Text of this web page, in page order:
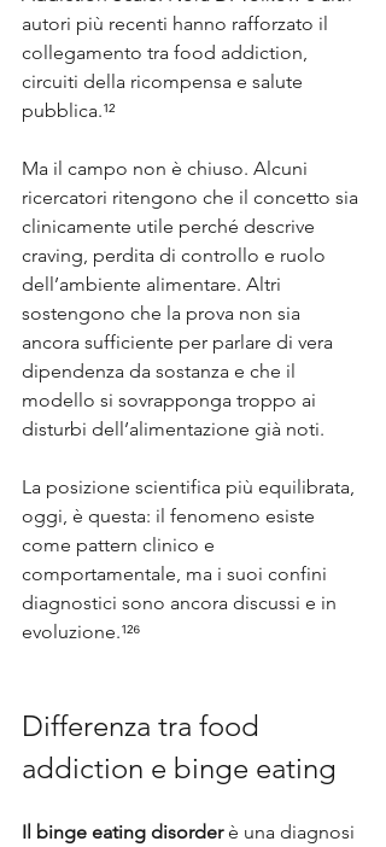
autori più recenti hanno rafforzato il
collegamento tra food addiction,
circuiti della ricompensa e salute
pubblica.¹²
Ma il campo non è chiuso. Alcuni
ricercatori ritengono che il concetto sia
clinicamente utile perché descrive
craving, perdita di controllo e ruolo
dell’ambiente alimentare. Altri
sostengono che la prova non sia
ancora sufficiente per parlare di vera
dipendenza da sostanza e che il
modello si sovrapponga troppo ai
disturbi dell’alimentazione già noti.
La posizione scientifica più equilibrata,
oggi, è questa: il fenomeno esiste
come pattern clinico e
comportamentale, ma i suoi confini
diagnostici sono ancora discussi e in
evoluzione.¹²⁶
Differenza tra food
addiction e binge eating
Il binge eating disorder è una diagnosi